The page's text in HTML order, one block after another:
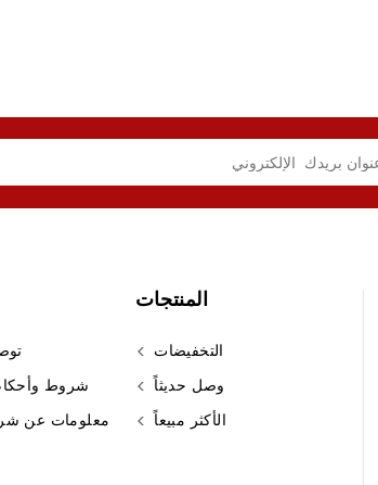
المنتجات
التخفيضات
وصل حديثاً
الأكثر مبيعاً
شروط
معلومات عن